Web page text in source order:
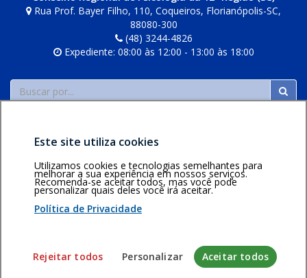
z
Rua Prof. Bayer Filho, 110, Coqueiros, Florianópolis-SC,
88080-300
(48) 3244-4826
Expediente: 08:00 às 12:00 - 13:00 às 18:00
Buscar
Área restritaPolítica de
privacidade
Personalização
de cookies
Voltar ao topo
Sistema desenvolvido pela Gerência de Tecnologia da
Este site utiliza cookies
Utilizamos cookies e tecnologias semelhantes para
melhorar a sua experiência em nossos serviços.
Recomenda-se aceitar todos, mas você pode
personalizar quais deles você irá aceitar.
Política de Privacidade
Rejeitar todos Personalizar Aceitar todos